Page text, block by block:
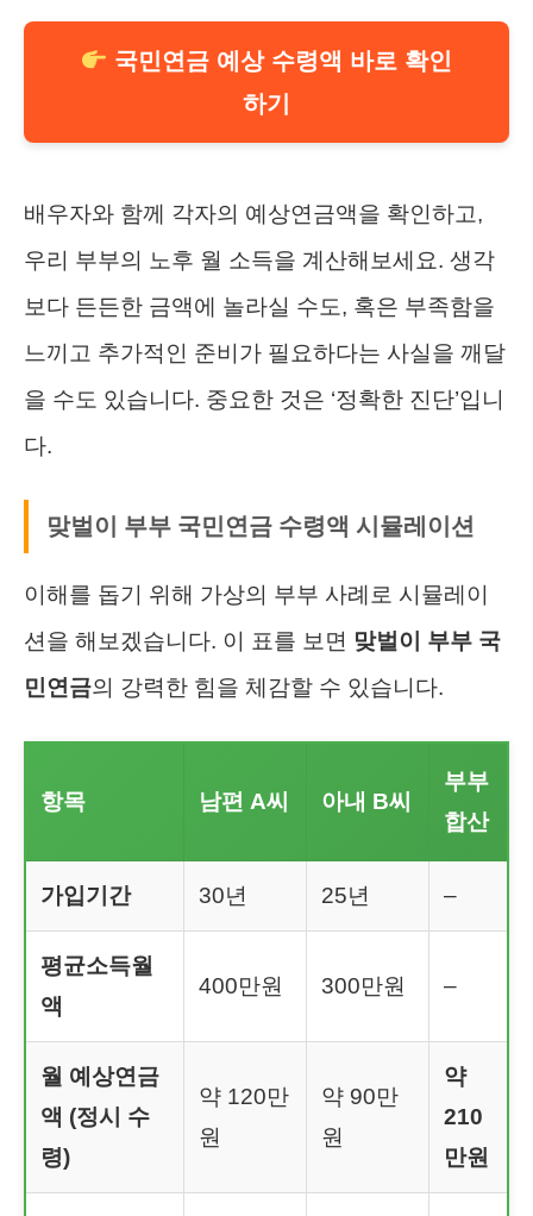
국민연금 예상 수령액 바로 확인
하기
배우자와 함께 각자의 예상연금액을 확인하고,
우리 부부의 노후 월 소득을 계산해보세요. 생각
보다 든든한 금액에 놀라실 수도, 혹은 부족함을
느끼고 추가적인 준비가 필요하다는 사실을 깨달
을 수도 있습니다. 중요한 것은 ‘정확한 진단’입니
다.
맞벌이 부부 국민연금 수령액 시뮬레이션
이해를 돕기 위해 가상의 부부 사례로 시뮬레이
션을 해보겠습니다. 이 표를 보면 맞벌이 부부 국
민연금의 강력한 힘을 체감할 수 있습니다.
항목 남편 A씨 아내 B씨
부부
합산
가입기간 30년 25년 –
평균소득월
액
400만원 300만원 –
월 예상연금
액 (정시 수
령)
약 120만
원
약 90만
원
약
210
만원